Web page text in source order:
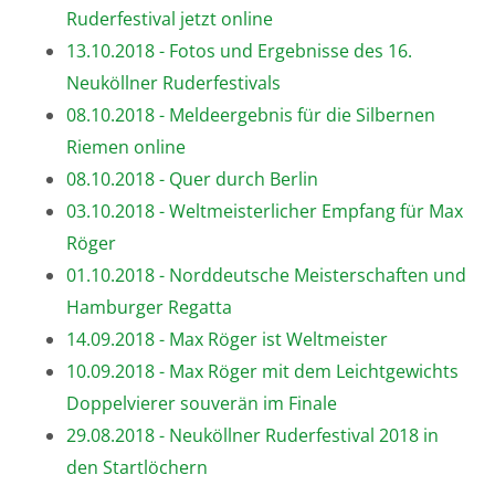
Ruderfestival jetzt online
13.10.2018 - Fotos und Ergebnisse des 16.
Neuköllner Ruderfestivals
08.10.2018 - Meldeergebnis für die Silbernen
Riemen online
08.10.2018 - Quer durch Berlin
03.10.2018 - Weltmeisterlicher Empfang für Max
Röger
01.10.2018 - Norddeutsche Meisterschaften und
Hamburger Regatta
14.09.2018 - Max Röger ist Weltmeister
10.09.2018 - Max Röger mit dem Leichtgewichts
Doppelvierer souverän im Finale
29.08.2018 - Neuköllner Ruderfestival 2018 in
den Startlöchern